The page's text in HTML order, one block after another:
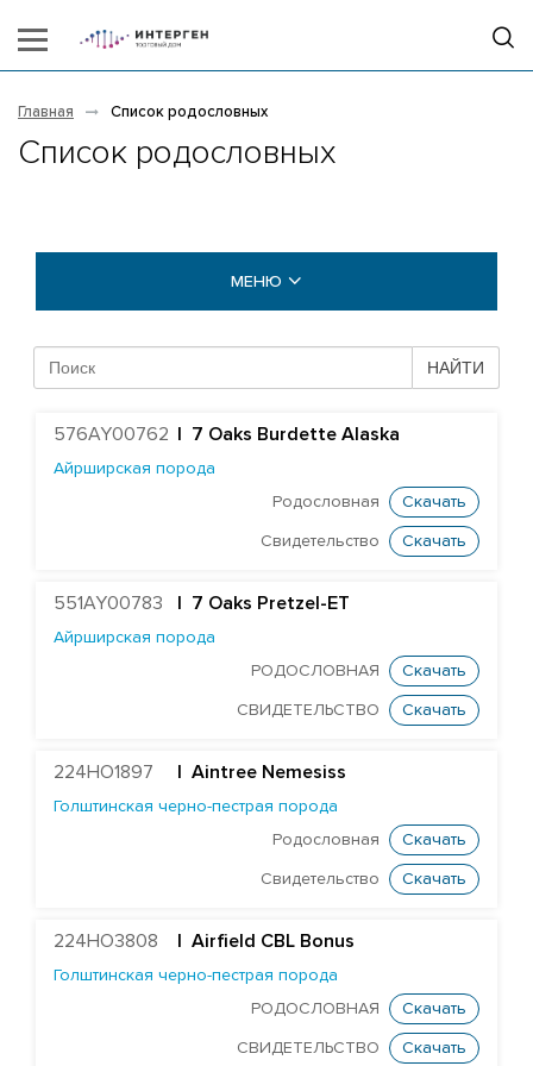
Главная Список родословных
Список родословных
МЕНЮ
Абердин-ангусская порода
Голштинская красно-пестрая порода
Farnear Mega-Man 119-ET
Mr Mega-Dare 54596-ET
X Redrock-View Klutch-ET
KCCK Pet Adidas-Red-ET
НАЙТИ
576AY00762 7 Oaks Burdette Alaska
Айрширская порода
Родословная
Скачать
Свидетельство Скачать
551AY00783 | 7 Oaks Pretzel-ET
Айрширская порода
РОДОСЛОВНАЯ
Скачать
СВИДЕТЕЛЬСТВО Скачать
224HO1897 Aintree Nemesiss
Голштинская черно-пестрая порода
Родословная
Скачать
Свидетельство Скачать
224HO3808 | Airfield CBL Bonus
Голштинская черно-пестрая порода
РОДОСЛОВНАЯ
Скачать
СВИДЕТЕЛЬСТВО Скачать